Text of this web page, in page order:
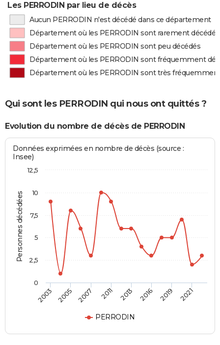
Les PERRODIN par lieu de décès
Aucun PERRODIN n'est décédé dans ce département
Département où les PERRODIN sont rarement décédés
Département où les PERRODIN sont peu décédés
Département où les PERRODIN sont fréquemment
Département où les PERRODIN sont très
Qui sont les PERRODIN qui nous ont quittés ?
Evolution du nombre de décès de PERRODIN
Personnes décédées
Données exprimées en nombre de décès (source :
Insee)
PERRODIN
2003 2005 2007 2011 2013 2016 2019 2021
0
2,5
5
7,5
10
12,5